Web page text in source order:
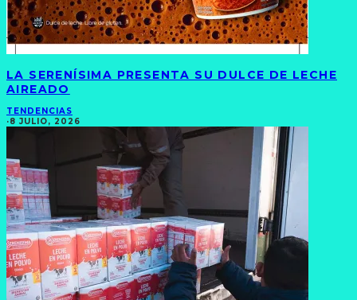
LA SERENÍSIMA PRESENTA SU DULCE DE LECHE
AIREADO
TENDENCIAS
·8 JULIO, 2026